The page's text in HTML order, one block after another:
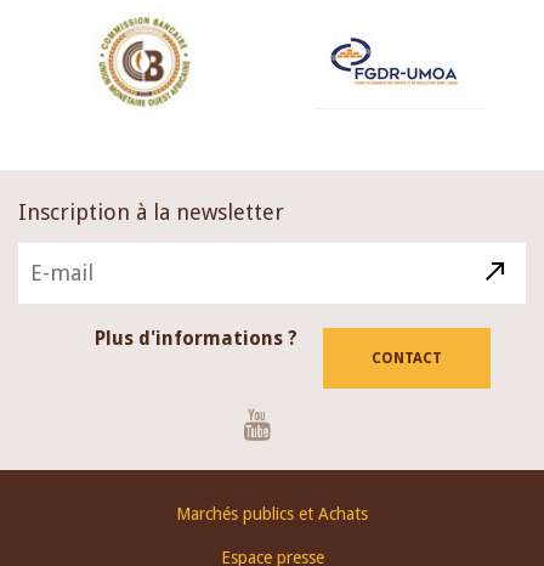
Inscription à la newsletter
Plus d'informations ?
CONTACT
Marchés publics et Achats
Espace presse